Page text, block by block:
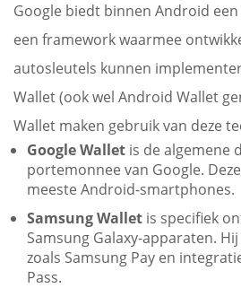
Google biedt binnen Android een
een framework waarmee
autosleutels kunnen
Wallet (ook wel Android Wallet
Wallet maken gebruik van deze
Google Wallet is de algemene
portemonnee van Google.
meeste Android-smartphones.
Samsung Wallet is specifiek
Samsung Galaxy-apparaten.
zoals Samsung Pay en
Pass.